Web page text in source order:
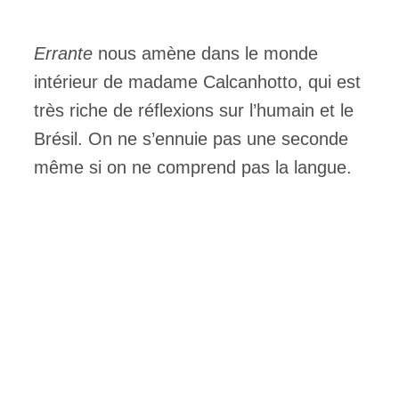
Errante nous amène dans le monde
intérieur de madame Calcanhotto, qui est
très riche de réflexions sur l’humain et le
Brésil. On ne s’ennuie pas une seconde
même si on ne comprend pas la langue.